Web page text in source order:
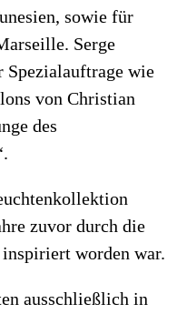
sowie für
Serge
wie
von Christian
des
zuvor durch die
worden war.
ausschließlich in